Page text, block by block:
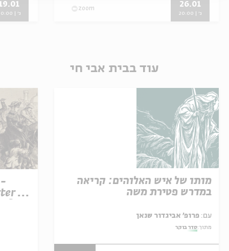
zoom 26.01
ג' | 20:00 ג' | 20:00
עוד בבית אבי חי
מותו של איש האלוהים: קריאה
במדרש פטירת משה
עם:
מתוך:סדר בוקר
-
to